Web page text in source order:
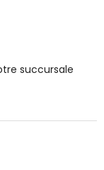
succursale